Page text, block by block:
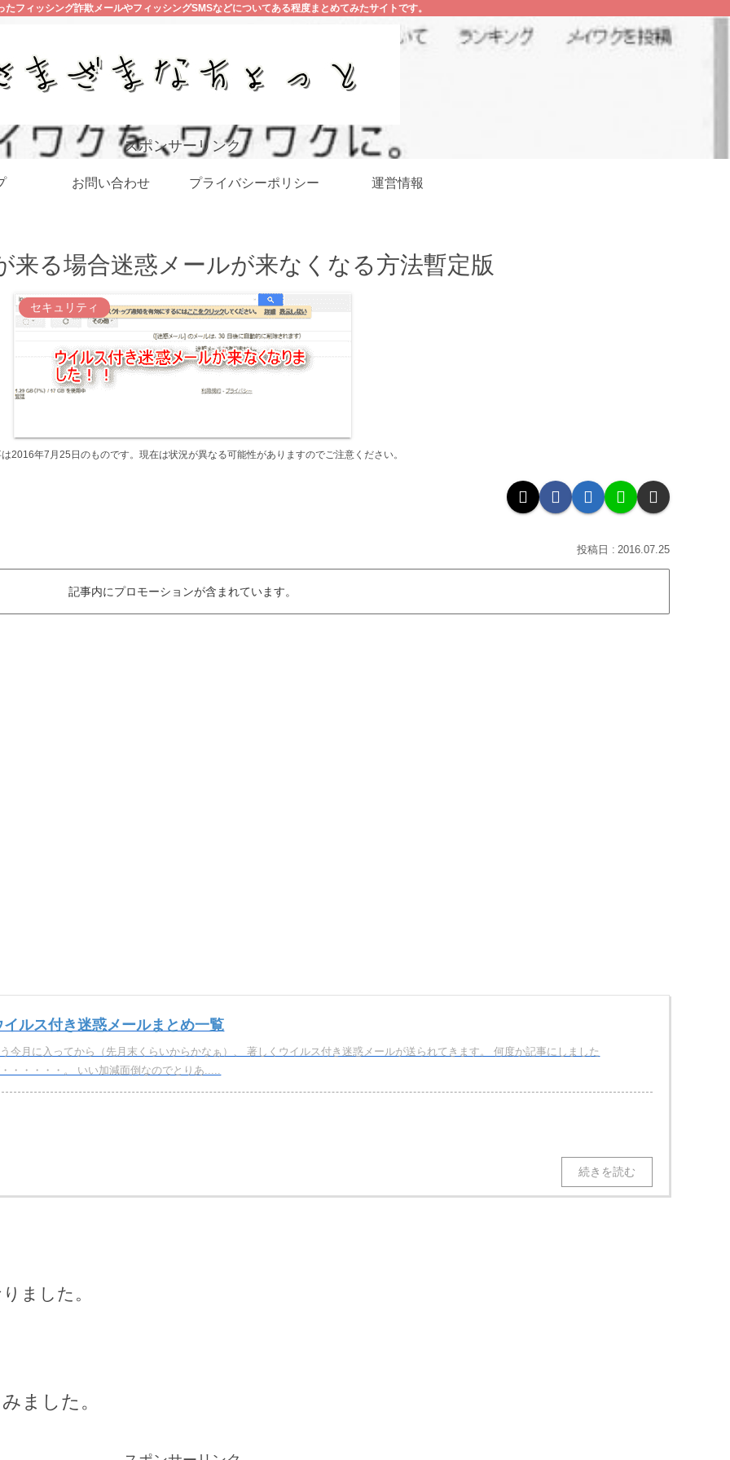
たフィッシング詐欺メールやフィッシングSMSなどについてある程度まとめてみたサイトです。
スポンサーリンク
お問い合わせ プライバシーポリシー 運営情報
来る場合迷惑メールが来なくなる方法暫定版
セキュリティ
2016年7月25日のものです。現在は状況が異なる可能性がありますのでご注意ください。
2016.07.25
記事内にプロモーションが含まれています。
イルス付き迷惑メールまとめ一覧
今月に入ってから（先月末くらいからかなぁ）、 著しくウイルス付き迷惑メールが送られてきます。 何度か記事にしました
・・・・・。 いい加減面倒なのでとりあ.....
ました。
ました。